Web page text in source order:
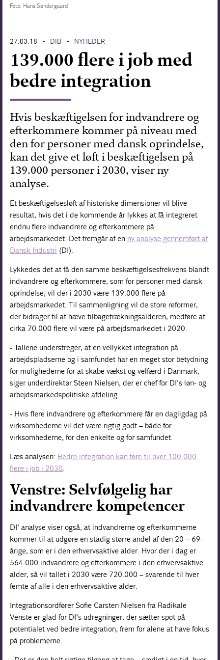
Foto: Hans Søndergaard
27.03.18 • DIB • NYHEDER
139.000 flere i job med
bedre integration
Hvis beskæftigelsen for indvandrere og
efterkommere kommer på niveau med
den for personer med dansk oprindelse,
kan det give et løft i beskæftigelsen på
139.000 personer i 2030, viser ny
analyse.
Et beskæftigelsesløft af historiske dimensioner vil blive
resultat, hvis det i de kommende år lykkes at få integreret
endnu flere indvandrere og efterkommere på
arbejdsmarkedet. Det fremgår af en ny analyse gennemført af
Dansk Industri (DI).
Lykkedes det at få den samme beskæftigelsesfrekvens blandt
indvandrere og efterkommere, som for personer med dansk
oprindelse, vil der i 2030 være 139.000 flere på
arbejdsmarkedet. Til sammenligning vil de store reformer,
der bidrager til at hæve tilbagetrækningsalderen, medføre at
cirka 70.000 flere vil være på arbejdsmarkedet i 2020.
- Tallene understreger, at en vellykket integration på
arbejdspladserne og i samfundet har en meget stor betydning
for mulighederne for at skabe vækst og velfærd i Danmark,
siger underdirektør Steen Nielsen, der er chef for DI’s løn- og
arbejdsmarkedspolitiske afdeling.
- Hvis flere indvandrere og efterkommere får en dagligdag på
virksomhederne vil det være rigtig godt – både for
virksomhederne, for den enkelte og for samfundet.
Læs analysen: Bedre integration kan føre til over 100.000
flere i job i 2030
Venstre: Selvfølgelig har
indvandrere kompetencer
DI’ analyse viser også, at indvandrerne og efterkommerne
kommer til at udgøre en stadig større andel af den 20 – 69-
årige, som er i den erhvervsaktive alder. Hvor der i dag er
564.000 indvandrere og efterkommere i den erhvervsaktive
alder, så vil tallet i 2030 være 720.000 – svarende til hver
femte af alle i den erhvervsaktive alder.
Integrationsordfører Sofie Carsten Nielsen fra Radikale
Venste er glad for DI’s udregninger, der sætter spot på
potentialet ved bedre integration, frem for alene at have fokus
på problemerne.